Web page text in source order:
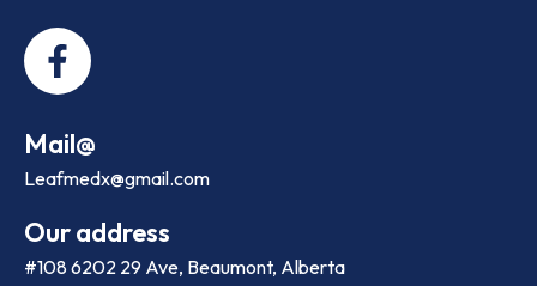
Mail@
Leafmedx@gmail.com
Our address
#108 6202 29 Ave, Beaumont, Alberta